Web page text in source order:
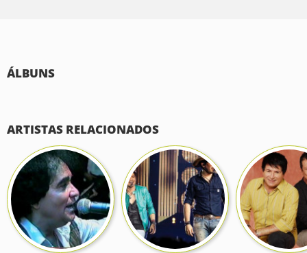
ÁLBUNS
ARTISTAS RELACIONADOS